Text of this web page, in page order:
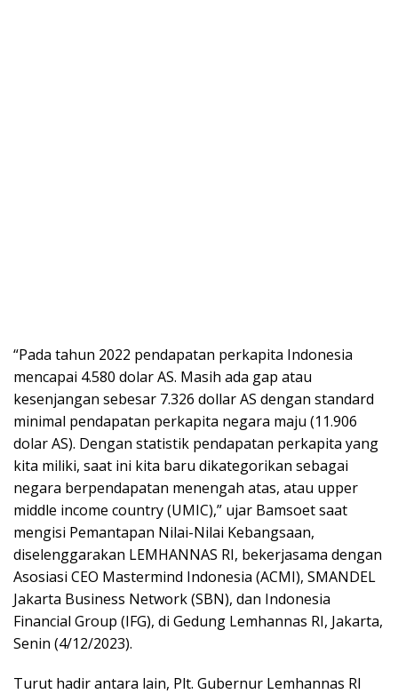
“Pada tahun 2022 pendapatan perkapita Indonesia
mencapai 4.580 dolar AS. Masih ada gap atau
kesenjangan sebesar 7.326 dollar AS dengan standard
minimal pendapatan perkapita negara maju (11.906
dolar AS). Dengan statistik pendapatan perkapita yang
kita miliki, saat ini kita baru dikategorikan sebagai
negara berpendapatan menengah atas, atau upper
middle income country (UMIC),” ujar Bamsoet saat
mengisi Pemantapan Nilai-Nilai Kebangsaan,
diselenggarakan LEMHANNAS RI, bekerjasama dengan
Asosiasi CEO Mastermind Indonesia (ACMI), SMANDEL
Jakarta Business Network (SBN), dan Indonesia
Financial Group (IFG), di Gedung Lemhannas RI, Jakarta,
Senin (4/12/2023).
Turut hadir antara lain, Plt. Gubernur Lemhannas RI